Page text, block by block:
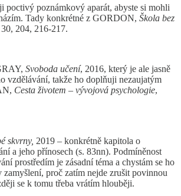
poctivý poznámkový aparát, abyste si mohli
Tady konkrétné z GORDON, Škola bez
204, 216-217.
Svoboda učení, 2016, který je ale jasně
vzdělávání, takže ho doplňuji nezaujatým
Cesta životem – vývojová psychologie,
skvrny, 2019 – konkrétně kapitola o
a jeho přínosech (s. 83nn). Podmíněnost
prostředím je zásadní téma a chystám se ho
proč zatím nejde zrušit povinnou
se k tomu třeba vrátím hlouběji.